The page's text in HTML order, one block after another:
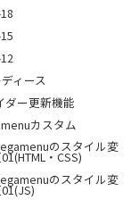
ディース
ダー更新機能
カスタム
のスタイル変
・CSS)
のスタイル変